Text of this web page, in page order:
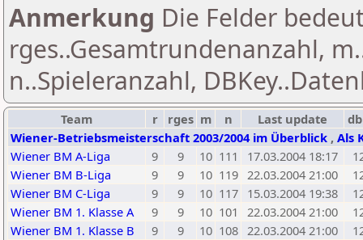
Anmerkung Die Felder
rges..Gesamtrundenanzahl,
n..Spieleranzahl,
Team r rges m n Last update
Wiener-Betriebsmeisterschaft 2003/2004 im Überblick , Als
Wiener BM A-Liga
9 9 10 111 17.03.2004 18:17
Wiener BM B-Liga
9 9 10 119 22.03.2004 21:00
Wiener BM C-Liga
9 9 10 117 15.03.2004 19:38
Wiener BM 1. Klasse A
9 9 10 101 22.03.2004 21:00
Wiener BM 1. Klasse B
9 9 10 108 22.03.2004 21:00